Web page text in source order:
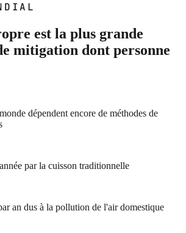
est la plus grande
mitigation dont personne
dépendent encore de méthodes de
par la cuisson traditionnelle
an dus à la pollution de l'air domestique